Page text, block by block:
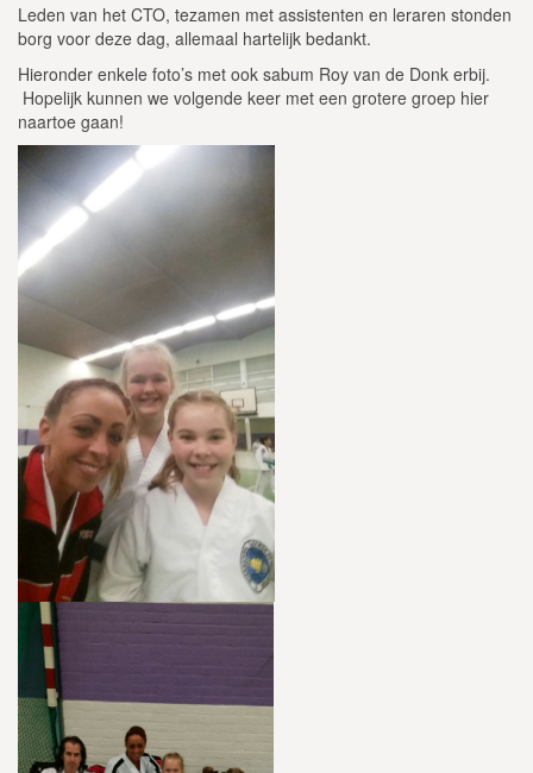
Leden van het CTO, tezamen met assistenten en leraren stonden
borg voor deze dag, allemaal hartelijk bedankt.
Hieronder enkele foto’s met ook sabum Roy van de Donk erbij.
Hopelijk kunnen we volgende keer met een grotere groep hier
naartoe gaan!